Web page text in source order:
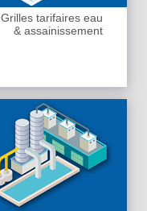
Grilles tarifaires eau
& assainissement